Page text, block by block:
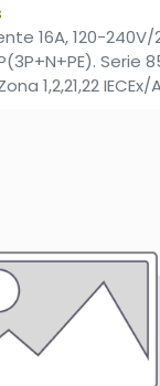
16A, 120-
Serie
1,2,21,22 IECEx/